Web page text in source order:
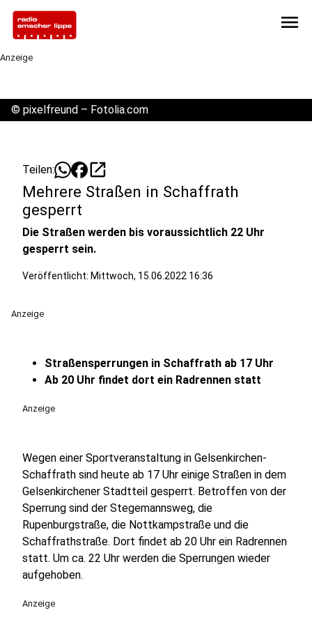
menu
Anzeige
© pixelfreund – Fotolia.com
Teilen: open_in_new
Mehrere Straßen in Schaffrath
gesperrt
Die Straßen werden bis voraussichtlich 22 Uhr
gesperrt sein.
Veröffentlicht: Mittwoch, 15.06.2022 16:36
Anzeige
Straßensperrungen in Schaffrath ab 17 Uhr
Ab 20 Uhr findet dort ein Radrennen statt
Anzeige
Wegen einer Sportveranstaltung in Gelsenkirchen-
Schaffrath sind heute ab 17 Uhr einige Straßen in dem
Gelsenkirchener Stadtteil gesperrt. Betroffen von der
Sperrung sind der Stegemannsweg, die
Rupenburgstraße, die Nottkampstraße und die
Schaffrathstraße. Dort findet ab 20 Uhr ein Radrennen
statt. Um ca. 22 Uhr werden die Sperrungen wieder
aufgehoben.
Anzeige